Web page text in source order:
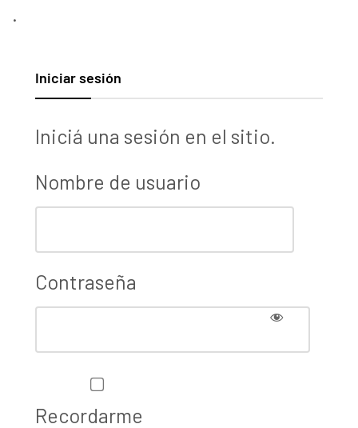
.
Iniciar sesión
Iniciá una sesión en el sitio.
Nombre de usuario
Contraseña
Recordarme